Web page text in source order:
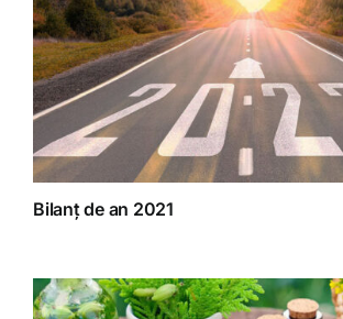
Bilanț de an 2021